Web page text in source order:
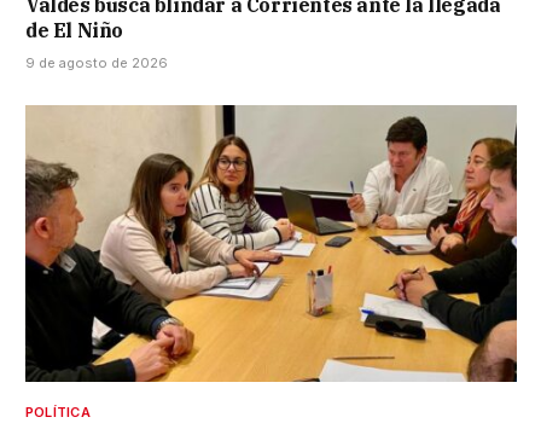
Valdés busca blindar a Corrientes ante la llegada
de El Niño
9 de agosto de 2026
POLÍTICA